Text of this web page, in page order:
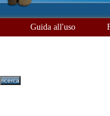
Guida all'uso